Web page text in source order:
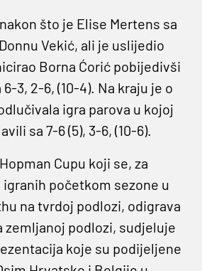
što je Elise Mertens sa
Vekić, ali je uslijedio
Borna Ćorić pobijedivši
3, 2-6, (10-4). Na kraju je o
igra parova u kojoj
sa 7-6 (5), 3-6, (10-6).
Cupu koji se, za
igranih početkom sezone u
na tvrdoj podlozi, odigrava
zemljanoj podlozi, sudjeluje
koje su podijeljene